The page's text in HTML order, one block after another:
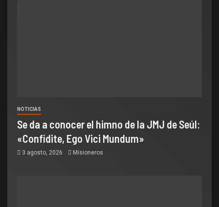
NOTICIAS
Se da a conocer el himno de la JMJ de Seúl:
«Confidite, Ego Vici Mundum»
3 agosto, 2026 Misioneros